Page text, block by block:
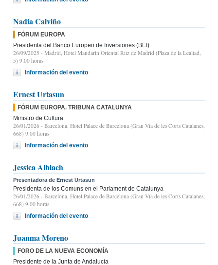
Nadia Calviño
FÓRUM EUROPA
Presidenta del Banco Europeo de Inversiones (BEI)
26/09/2025 - Madrid, Hotel Mandarin Oriental Ritz de Madrid (Plaza de la Lealtad,
5) 9:00 horas
Información del evento
Ernest Urtasun
FÓRUM EUROPA. TRIBUNA CATALUNYA
Ministro de Cultura
26/01/2026 - Barcelona, Hotel Palace de Barcelona (Gran Vía de les Corts Catalanes,
668) 9.00 horas
Información del evento
Jessica Albiach
Presentadora de Ernest Urtasun
Presidenta de los Comuns en el Parlament de Catalunya
26/01/2026 - Barcelona, Hotel Palace de Barcelona (Gran Vía de les Corts Catalanes,
668) 9.00 horas
Información del evento
Juanma Moreno
FORO DE LA NUEVA ECONOMÍA
Presidente de la Junta de Andalucía